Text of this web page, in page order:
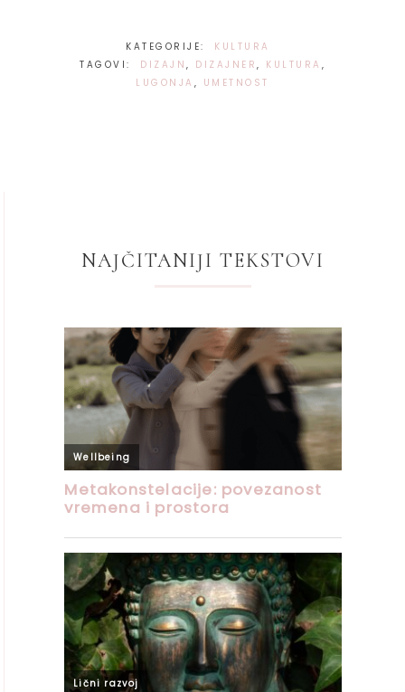
KATEGORIJE:
KULTURA
TAGOVI:
DIZAJN , DIZAJNER , KULTURA ,
LUGONJA , UMETNOST
NAJČITANIJI TEKSTOVI